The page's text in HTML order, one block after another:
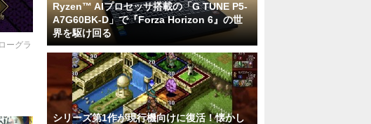
ーグラ
Ryzen™ AIプロセッサ搭載の「G TUNE P5-
A7G60BK-D」で『Forza Horizon 6』の世
界を駆け回る
シリーズ第1作が現行機向けに復活！懐かし